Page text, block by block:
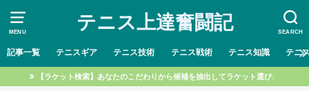
MENU SEARCH
テニス上達奮闘記
記事一覧 テニスギア テニス技術 テニス戦術 テニス知識 テニ
【ラケット検索】あなたのこだわりから候補を抽出してラケット選び♩